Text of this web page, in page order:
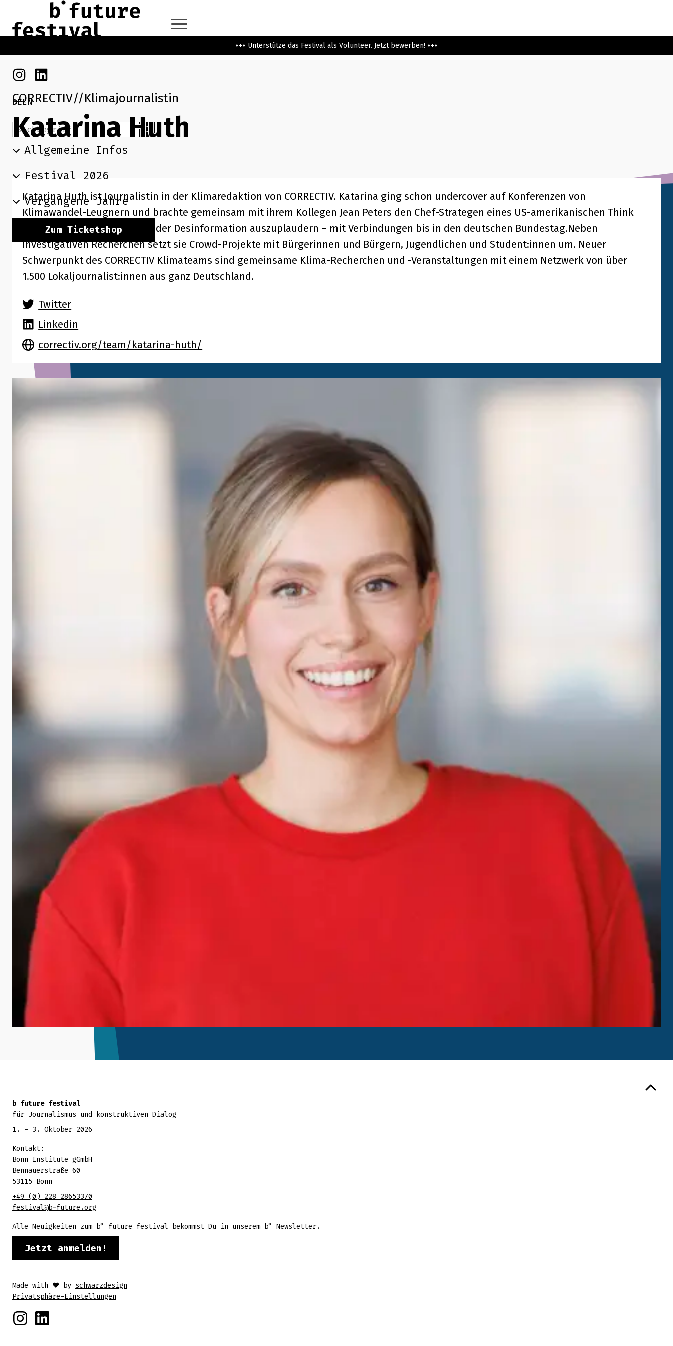
Zum Hauptinhalt der Seite springen
Zur Startseite navigieren
Instagram
Linkedin
DEEN
Suchbegriff Suchen
Allgemeine Infos
Festival 2026
Vergangene Jahre
Zum Ticketshop
+++ Unterstütze das Festival als Volunteer. Jetzt bewerben! +++
CORRECTIV Klimajournalistin
Katarina Huth
Katarina Huth ist Journalistin in der Klimaredaktion von CORRECTIV. Katarina ging schon undercover auf Konferenzen von
Klimawandel-Leugnern und brachte gemeinsam mit ihrem Kollegen Jean Peters den Chef-Strategen eines US-amerikanischen Think
Tanks dazu, seine Methoden der Desinformation auszuplaudern – mit Verbindungen bis in den deutschen Bundestag.Neben
investigativen Recherchen setzt sie Crowd-Projekte mit Bürgerinnen und Bürgern, Jugendlichen und Student:innen um. Neuer
Schwerpunkt des CORRECTIV Klimateams sind gemeinsame Klima-Recherchen und -Veranstaltungen mit einem Netzwerk von über
1.500 Lokaljournalist:innen aus ganz Deutschland.
Twitter
Linkedin
correctiv.org/team/katarina-huth/
b future festival
für Journalismus und konstruktiven Dialog
1. - 3. Oktober 2026
Kontakt:
Bonn Institute gGmbH
Bennauerstraße 60
53115 Bonn
+49 (0) 228 28653370
festival@b-future.org
Alle Neuigkeiten zum b° future festival bekommst Du in unserem b° Newsletter.
Jetzt anmelden!
Made with ♥ by schwarzdesign
Privatsphäre-Einstellungen
InstagramLinkedin